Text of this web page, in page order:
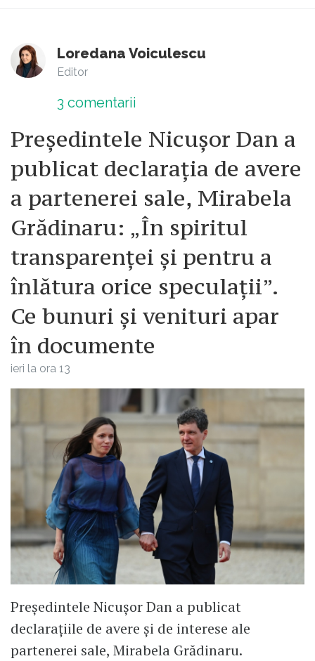
Loredana Voiculescu
Editor
3 comentarii
Președintele Nicușor Dan a
publicat declarația de avere
a partenerei sale, Mirabela
Grădinaru: „În spiritul
transparenței și pentru a
înlătura orice speculații”.
Ce bunuri și venituri apar
în documente
ieri la ora 13
Președintele Nicușor Dan a publicat
declarațiile de avere și de interese ale
partenerei sale, Mirabela Grădinaru.